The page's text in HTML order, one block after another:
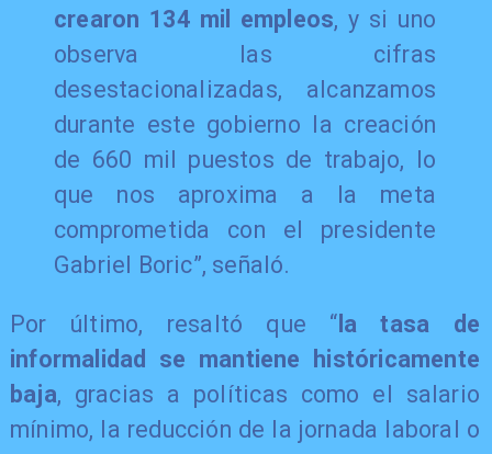
crearon 134 mil empleos, y si uno
observa las cifras
desestacionalizadas, alcanzamos
durante este gobierno la creación
de 660 mil puestos de trabajo, lo
que nos aproxima a la meta
comprometida con el presidente
Gabriel Boric”, señaló.
Por último, resaltó que “ la tasa de
informalidad se mantiene históricamente
baja, gracias a políticas como el salario
mínimo, la reducción de la jornada laboral o